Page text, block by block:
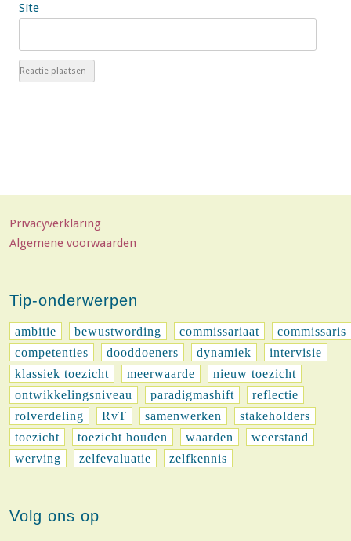
Site
Privacyverklaring
Algemene voorwaarden
Tip-onderwerpen
ambitie bewustwording commissariaat
commissaris
competenties
dooddoeners dynamiek
intervisie
klassiek toezicht
meerwaarde
nieuw toezicht
ontwikkelingsniveau
paradigmashift
reflectie
rolverdeling
RvT samenwerken
stakeholders
toezicht
toezicht houden waarden
weerstand
werving
zelfevaluatie zelfkennis
Volg ons op